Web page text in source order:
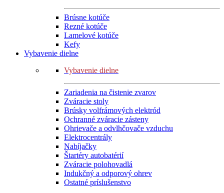
Brúsne kotúče
Rezné kotúče
Lamelové kotúče
Kefy
Vybavenie dielne
Vybavenie dielne
Zariadenia na čistenie zvarov
Zváracie stoly
Brúsky volfrámových elektród
Ochranné zváracie zásteny
Ohrievače a odvlhčovače vzduchu
Elektrocentrály
Nabíjačky
Štartéry autobatérií
Zváracie polohovadlá
Indukčný a odporový ohrev
Ostatné príslušenstvo